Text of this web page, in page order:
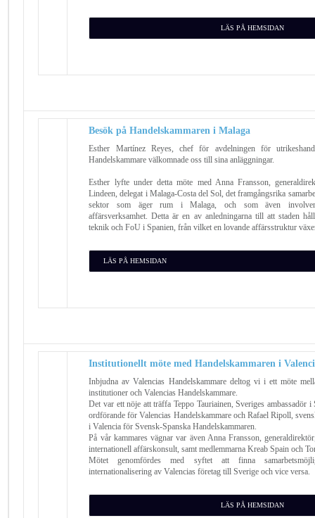
LÄS PÅ HEMSIDAN
Besök på Handelskammaren i Malaga
Esther Martínez Reyes, chef för avdelningen för
Handelskammare välkomnade oss till sina anläggningar.
Esther lyfte under detta möte med Anna Fransson,
Lindeen, delegat i Malaga-Costa del Sol, det framgångsrika
sektor som äger rum i Malaga, och som även
affärsverksamhet. Detta är en av anledningarna till att staden
teknik och FoU i Spanien, från vilket en lovande affärsstruktur
LÄS PÅ HEMSIDAN
Institutionellt möte med Handelskammaren i
Inbjudna av Valencias Handelskammare deltog vi i ett möte
institutioner och Valencias Handelskammare.
Det var ett nöje att träffa Teppo Tauriainen, Sveriges ambassadör
ordförande för Valencias Handelskammare och Rafael Ripoll,
i Valencia för Svensk-Spanska Handelskammaren.
På vår kammares vägnar var även Anna Fransson,
internationell affärskonsult, samt medlemmarna Kreab Spain och
Mötet genomfördes med syftet att finna
internationalisering av Valencias företag till Sverige och vice versa.
LÄS PÅ HEMSIDAN